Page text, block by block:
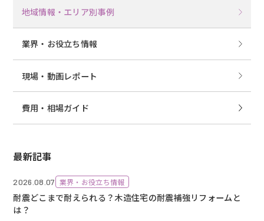
地域情報・エリア別事例
業界・お役立ち情報
現場・動画レポート
費用・相場ガイド
最新記事
2026.08.07 業界・お役立ち情報
耐震どこまで耐えられる？木造住宅の耐震補強リフォームと
は？